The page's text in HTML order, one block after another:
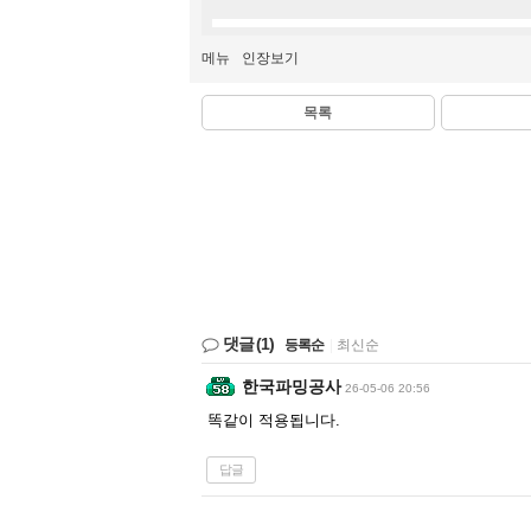
메뉴 인장보기
목록
댓글(1) 등록순 최신순
한국파밍공사 26-05-06 20:56
똑같이 적용됩니다.
답글